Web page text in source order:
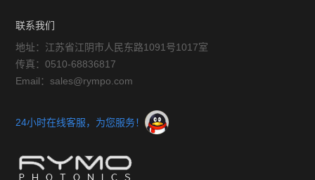
联系我们
地址：江苏省江阴市人民东路1091号1017室
传真：0510-68836817
Email：sales@rympo.com
24小时在线客服，为您服务！